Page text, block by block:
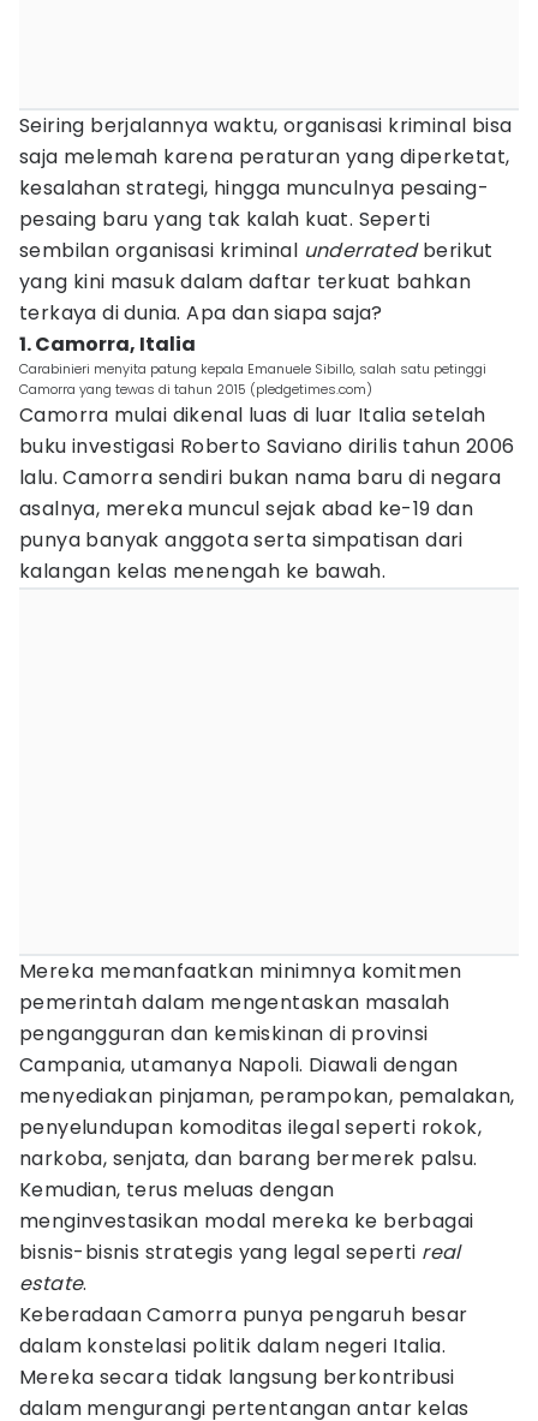
Seiring berjalannya waktu, organisasi kriminal bisa
saja melemah karena peraturan yang diperketat,
kesalahan strategi, hingga munculnya pesaing-
pesaing baru yang tak kalah kuat. Seperti
sembilan organisasi kriminal underratedberikut
yang kini masuk dalam daftar terkuat bahkan
terkaya di dunia. Apa dan siapa saja?
1. Camorra, Italia
Carabinieri menyita patung kepala Emanuele Sibillo, salah satu petinggi
Camorra yang tewas di tahun 2015 (pledgetimes.com)
Camorra mulai dikenal luas di luar Italia setelah
buku investigasi Roberto Saviano dirilis tahun 2006
lalu. Camorra sendiri bukan nama baru di negara
asalnya, mereka muncul sejak abad ke-19 dan
punya banyak anggota serta simpatisan dari
kalangan kelas menengah ke bawah.
Mereka memanfaatkan minimnya komitmen
pemerintah dalam mengentaskan masalah
pengangguran dan kemiskinan di provinsi
Campania, utamanya Napoli. Diawali dengan
menyediakan pinjaman, perampokan, pemalakan,
penyelundupan komoditas ilegal seperti rokok,
narkoba, senjata, dan barang bermerek palsu.
Kemudian, terus meluas dengan
menginvestasikan modal mereka ke berbagai
bisnis-bisnis strategis yang legal seperti real
estate.
Keberadaan Camorra punya pengaruh besar
dalam konstelasi politik dalam negeri Italia.
Mereka secara tidak langsung berkontribusi
dalam mengurangi pertentangan antar kelas